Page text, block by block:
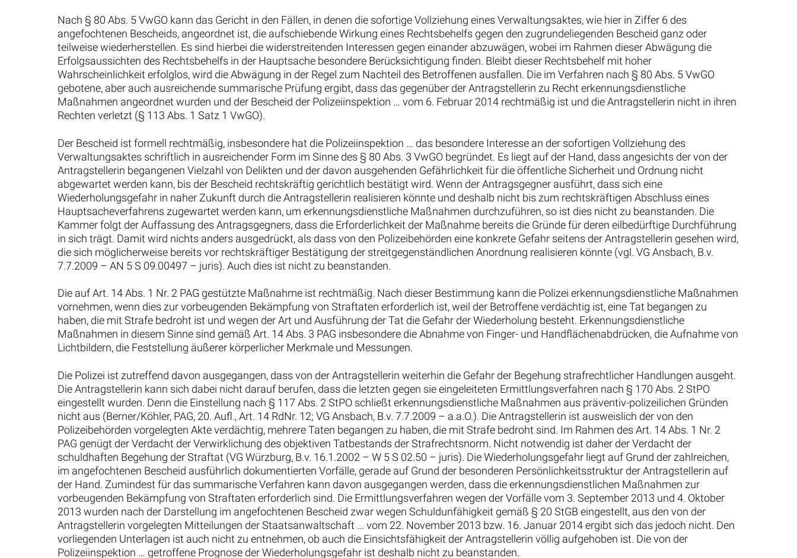
Nach § 80 Abs. 5 VwGO kann das Gericht in den Fällen, in denen die sofortige Vollziehung eines Verwaltungsaktes, wie hier in Ziffer 6 des
angefochtenen Bescheids, angeordnet ist, die aufschiebende Wirkung eines Rechtsbehelfs gegen den zugrundeliegenden Bescheid ganz oder
teilweise wiederherstellen. Es sind hierbei die widerstreitenden Interessen gegen einander abzuwägen, wobei im Rahmen dieser Abwägung die
Erfolgsaussichten des Rechtsbehelfs in der Hauptsache besondere Berücksichtigung finden. Bleibt dieser Rechtsbehelf mit hoher
Wahrscheinlichkeit erfolglos, wird die Abwägung in der Regel zum Nachteil des Betroffenen ausfallen. Die im Verfahren nach § 80 Abs. 5 VwGO
gebotene, aber auch ausreichende summarische Prüfung ergibt, dass das gegenüber der Antragstellerin zu Recht erkennungsdienstliche
Maßnahmen angeordnet wurden und der Bescheid der Polizeiinspektion … vom 6. Februar 2014 rechtmäßig ist und die Antragstellerin nicht in ihren
Rechten verletzt (§ 113 Abs. 1 Satz 1 VwGO).
Der Bescheid ist formell rechtmäßig, insbesondere hat die Polizeiinspektion … das besondere Interesse an der sofortigen Vollziehung des
Verwaltungsaktes schriftlich in ausreichender Form im Sinne des § 80 Abs. 3 VwGO begründet. Es liegt auf der Hand, dass angesichts der von der
Antragstellerin begangenen Vielzahl von Delikten und der davon ausgehenden Gefährlichkeit für die öffentliche Sicherheit und Ordnung nicht
abgewartet werden kann, bis der Bescheid rechtskräftig gerichtlich bestätigt wird. Wenn der Antragsgegner ausführt, dass sich eine
Wiederholungsgefahr in naher Zukunft durch die Antragstellerin realisieren könnte und deshalb nicht bis zum rechtskräftigen Abschluss eines
Hauptsacheverfahrens zugewartet werden kann, um erkennungsdienstliche Maßnahmen durchzuführen, so ist dies nicht zu beanstanden. Die
Kammer folgt der Auffassung des Antragsgegners, dass die Erforderlichkeit der Maßnahme bereits die Gründe für deren eilbedürftige Durchführung
in sich trägt. Damit wird nichts anders ausgedrückt, als dass von den Polizeibehörden eine konkrete Gefahr seitens der Antragstellerin gesehen wird,
die sich möglicherweise bereits vor rechtskräftiger Bestätigung der streitgegenständlichen Anordnung realisieren könnte (vgl. VG Ansbach, B.v.
7.7.2009 – AN 5 S 09.00497 – juris). Auch dies ist nicht zu beanstanden.
Die auf Art. 14 Abs. 1 Nr. 2 PAG gestützte Maßnahme ist rechtmäßig. Nach dieser Bestimmung kann die Polizei erkennungsdienstliche Maßnahmen
vornehmen, wenn dies zur vorbeugenden Bekämpfung von Straftaten erforderlich ist, weil der Betroffene verdächtig ist, eine Tat begangen zu
haben, die mit Strafe bedroht ist und wegen der Art und Ausführung der Tat die Gefahr der Wiederholung besteht. Erkennungsdienstliche
Maßnahmen in diesem Sinne sind gemäß Art. 14 Abs. 3 PAG insbesondere die Abnahme von Finger- und Handflächenabdrücken, die Aufnahme von
Lichtbildern, die Feststellung äußerer körperlicher Merkmale und Messungen.
Die Polizei ist zutreffend davon ausgegangen, dass von der Antragstellerin weiterhin die Gefahr der Begehung strafrechtlicher Handlungen ausgeht.
Die Antragstellerin kann sich dabei nicht darauf berufen, dass die letzten gegen sie eingeleiteten Ermittlungsverfahren nach § 170 Abs. 2 StPO
eingestellt wurden. Denn die Einstellung nach § 117 Abs. 2 StPO schließt erkennungsdienstliche Maßnahmen aus präventiv-polizeilichen Gründen
nicht aus (Berner/Köhler, PAG, 20. Aufl., Art. 14 RdNr. 12; VG Ansbach, B.v. 7.7.2009 – a.a.O.). Die Antragstellerin ist ausweislich der von den
Polizeibehörden vorgelegten Akte verdächtig, mehrere Taten begangen zu haben, die mit Strafe bedroht sind. Im Rahmen des Art. 14 Abs. 1 Nr. 2
PAG genügt der Verdacht der Verwirklichung des objektiven Tatbestands der Strafrechtsnorm. Nicht notwendig ist daher der Verdacht der
schuldhaften Begehung der Straftat (VG Würzburg, B.v. 16.1.2002 – W 5 S 02.50 – juris). Die Wiederholungsgefahr liegt auf Grund der zahlreichen,
im angefochtenen Bescheid ausführlich dokumentierten Vorfälle, gerade auf Grund der besonderen Persönlichkeitsstruktur der Antragstellerin auf
der Hand. Zumindest für das summarische Verfahren kann davon ausgegangen werden, dass die erkennungsdienstlichen Maßnahmen zur
vorbeugenden Bekämpfung von Straftaten erforderlich sind. Die Ermittlungsverfahren wegen der Vorfälle vom 3. September 2013 und 4. Oktober
2013 wurden nach der Darstellung im angefochtenen Bescheid zwar wegen Schuldunfähigkeit gemäß § 20 StGB eingestellt, aus den von der
Antragstellerin vorgelegten Mitteilungen der Staatsanwaltschaft … vom 22. November 2013 bzw. 16. Januar 2014 ergibt sich das jedoch nicht. Den
vorliegenden Unterlagen ist auch nicht zu entnehmen, ob auch die Einsichtsfähigkeit der Antragstellerin völlig aufgehoben ist. Die von der
Polizeiinspektion … getroffene Prognose der Wiederholungsgefahr ist deshalb nicht zu beanstanden.